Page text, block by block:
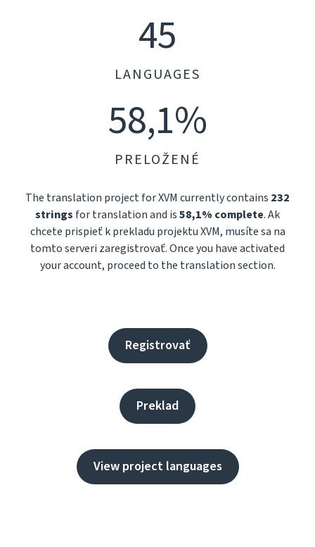
45
LANGUAGES
58,1%
PRELOŽENÉ
The translation project for XVM currently contains 232
strings for translation and is58,1% complete. Ak
chcete prispieť k prekladu projektu XVM, musíte sa na
tomto serveri zaregistrovať. Once you have activated
your account, proceed to the translation section.
Registrovať
Preklad
View project languages